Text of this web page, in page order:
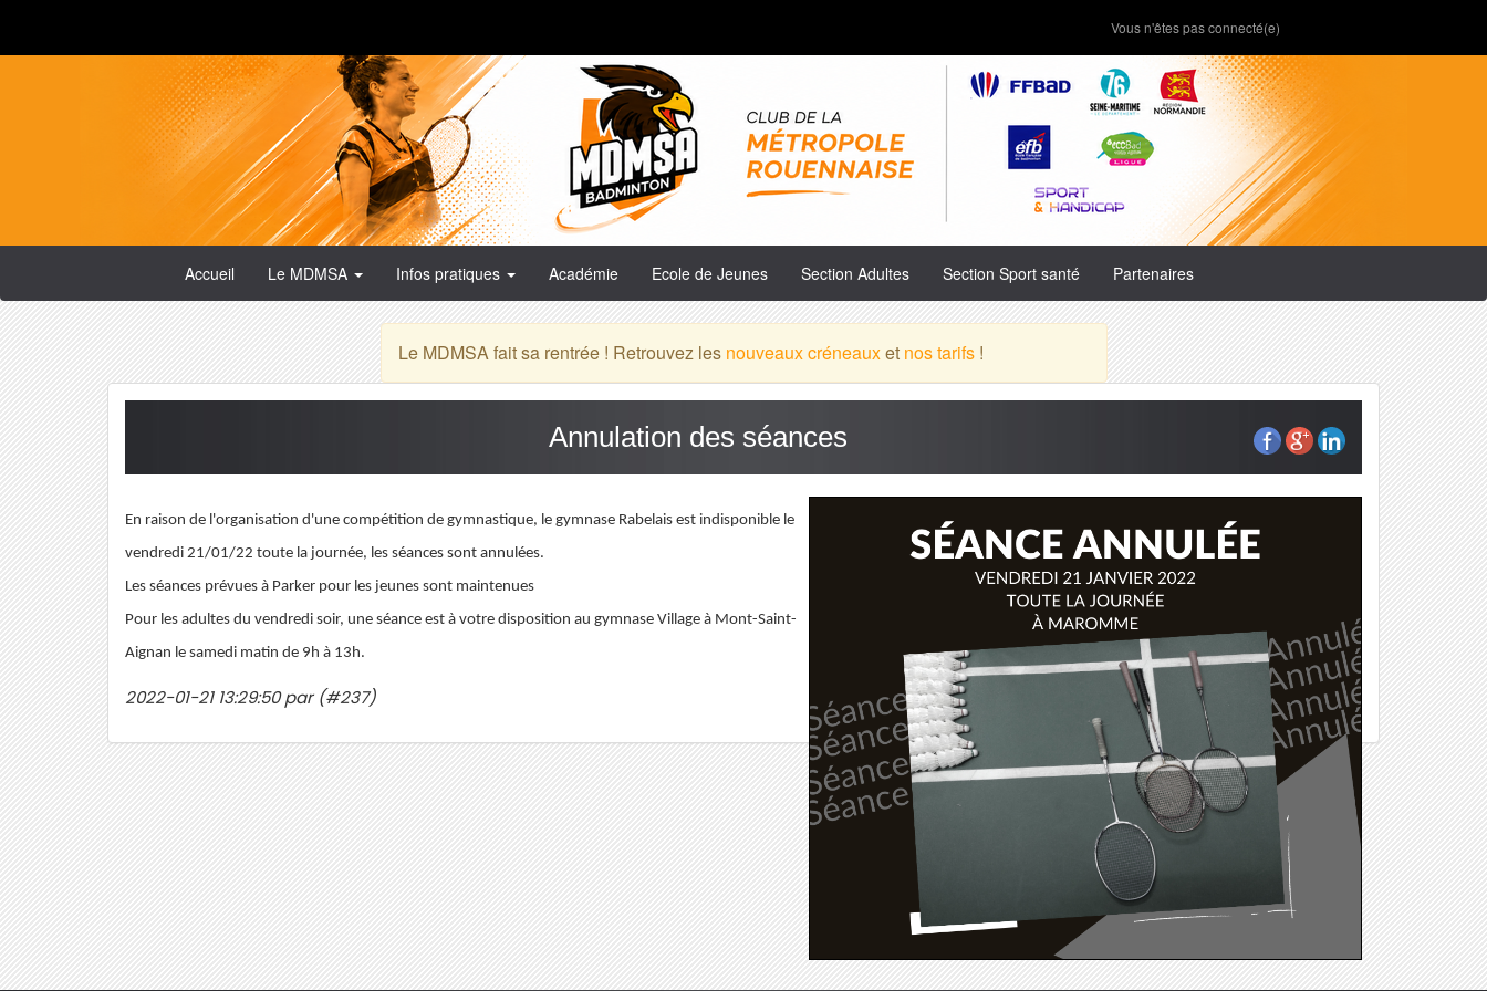
Vous n'êtes pas connecté(e)
Accueil Le MDMSA Infos pratiques Académie Ecole de Jeunes Section Adultes Section Sport santé Partenaires
Le MDMSA fait sa rentrée ! Retrouvez les nouveaux créneauxet nos tarifs!
Annulation des séances
En raison de l'organisation d'une compétition de gymnastique, le gymnase Rabelais est indisponible le
vendredi 21/01/22 toute la journée, les séances sont annulées.
Les séances prévues à Parker pour les jeunes sont maintenues
Pour les adultes du vendredi soir, une séance est à votre disposition au gymnase Village à Mont-Saint-
Aignan le samedi matin de 9h à 13h.
2022-01-21 13:29:50 par (#237)